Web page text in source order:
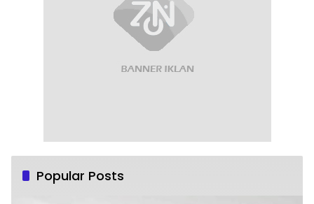
Popular Posts